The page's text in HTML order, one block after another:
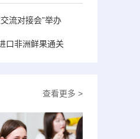
流对接会”举办
口非洲鲜果通关
查看更多 >